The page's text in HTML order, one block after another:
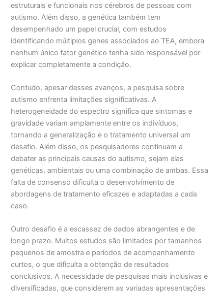
estruturais e funcionais nos cérebros de pessoas com
autismo. Além disso, a genética também tem
desempenhado um papel crucial, com estudos
identificando múltiplos genes associados ao TEA, embora
nenhum único fator genético tenha sido responsável por
explicar completamente a condição.
Contudo, apesar desses avanços, a pesquisa sobre
autismo enfrenta limitações significativas. A
heterogeneidade do espectro significa que sintomas e
gravidade variam amplamente entre os indivíduos,
tornando a generalização e o tratamento universal um
desafio. Além disso, os pesquisadores continuam a
debater as principais causas do autismo, sejam elas
genéticas, ambientais ou uma combinação de ambas. Essa
falta de consenso dificulta o desenvolvimento de
abordagens de tratamento eficazes e adaptadas a cada
caso.
Outro desafio é a escassez de dados abrangentes e de
longo prazo. Muitos estudos são limitados por tamanhos
pequenos de amostra e períodos de acompanhamento
curtos, o que dificulta a obtenção de resultados
conclusivos. A necessidade de pesquisas mais inclusivas e
diversificadas, que considerem as variadas apresentações